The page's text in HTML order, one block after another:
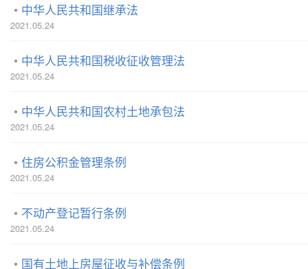
中华人民共和国继承法
2021.05.24
中华人民共和国税收征收管理法
2021.05.24
中华人民共和国农村土地承包法
2021.05.24
住房公积金管理条例
2021.05.24
不动产登记暂行条例
2021.05.24
国有土地上房屋征收与补偿条例